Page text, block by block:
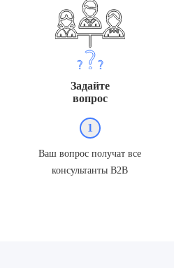
Задайте
вопрос
1
Ваш вопрос получат все
консультанты В2В